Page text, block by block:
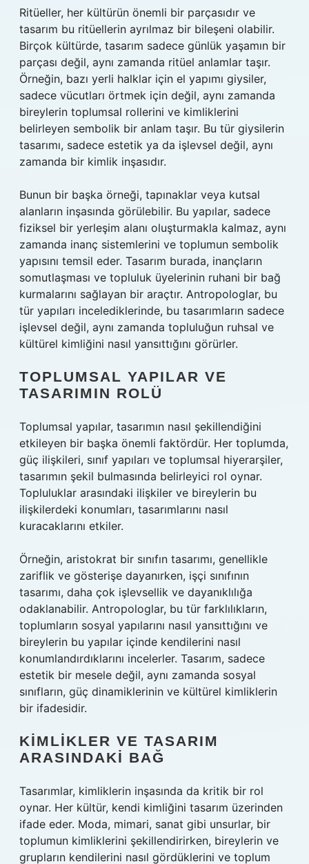
Ritüeller, her kültürün önemli bir parçasıdır ve
tasarım bu ritüellerin ayrılmaz bir bileşeni olabilir.
Birçok kültürde, tasarım sadece günlük yaşamın bir
parçası değil, aynı zamanda ritüel anlamlar taşır.
Örneğin, bazı yerli halklar için el yapımı giysiler,
sadece vücutları örtmek için değil, aynı zamanda
bireylerin toplumsal rollerini ve kimliklerini
belirleyen sembolik bir anlam taşır. Bu tür giysilerin
tasarımı, sadece estetik ya da işlevsel değil, aynı
zamanda bir kimlik inşasıdır.
Bunun bir başka örneği, tapınaklar veya kutsal
alanların inşasında görülebilir. Bu yapılar, sadece
fiziksel bir yerleşim alanı oluşturmakla kalmaz, aynı
zamanda inanç sistemlerini ve toplumun sembolik
yapısını temsil eder. Tasarım burada, inançların
somutlaşması ve topluluk üyelerinin ruhani bir bağ
kurmalarını sağlayan bir araçtır. Antropologlar, bu
tür yapıları incelediklerinde, bu tasarımların sadece
işlevsel değil, aynı zamanda topluluğun ruhsal ve
kültürel kimliğini nasıl yansıttığını görürler.
TOPLUMSAL YAPILAR VE
TASARIMIN ROLÜ
Toplumsal yapılar, tasarımın nasıl şekillendiğini
etkileyen bir başka önemli faktördür. Her toplumda,
güç ilişkileri, sınıf yapıları ve toplumsal hiyerarşiler,
tasarımın şekil bulmasında belirleyici rol oynar.
Topluluklar arasındaki ilişkiler ve bireylerin bu
ilişkilerdeki konumları, tasarımlarını nasıl
kuracaklarını etkiler.
Örneğin, aristokrat bir sınıfın tasarımı, genellikle
zariflik ve gösterişe dayanırken, işçi sınıfının
tasarımı, daha çok işlevsellik ve dayanıklılığa
odaklanabilir. Antropologlar, bu tür farklılıkların,
toplumların sosyal yapılarını nasıl yansıttığını ve
bireylerin bu yapılar içinde kendilerini nasıl
konumlandırdıklarını incelerler. Tasarım, sadece
estetik bir mesele değil, aynı zamanda sosyal
sınıfların, güç dinamiklerinin ve kültürel kimliklerin
bir ifadesidir.
KIMLIKLER VE TASARIM
ARASINDAKI BAĞ
Tasarımlar, kimliklerin inşasında da kritik bir rol
oynar. Her kültür, kendi kimliğini tasarım üzerinden
ifade eder. Moda, mimari, sanat gibi unsurlar, bir
toplumun kimliklerini şekillendirirken, bireylerin ve
grupların kendilerini nasıl gördüklerini ve toplum